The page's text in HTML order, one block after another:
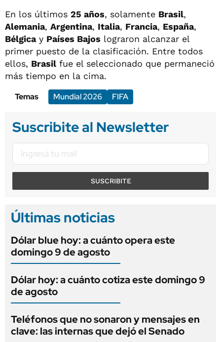
En los últimos 25 años, solamente Brasil,
Alemania, Argentina, Italia, Francia, España,
Bélgicay Países Bajos lograron alcanzar el
primer puesto de la clasificación. Entre todos
ellos, Brasil fue el seleccionado que permaneció
más tiempo en la cima.
Temas
Mundial 2026 FIFA
Suscribite al Newsletter
SUSCRIBITE
Últimas noticias
Dólar blue hoy: a cuánto opera este
domingo 9 de agosto
Dólar hoy: a cuánto cotiza este domingo 9
de agosto
Teléfonos que no sonaron y mensajes en
clave: las internas que dejó el Senado